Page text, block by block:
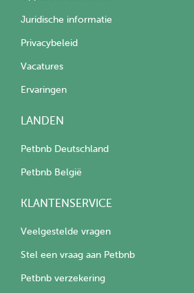
Juridische informatie
Privacybeleid
Vacatures
Ervaringen
LANDEN
Petbnb Deutschland
Petbnb België
KLANTENSERVICE
Veelgestelde vragen
Stel een vraag aan Petbnb
Petbnb verzekering